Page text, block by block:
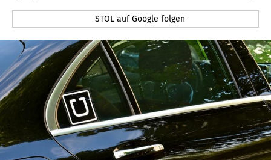
STOL auf Google folgen